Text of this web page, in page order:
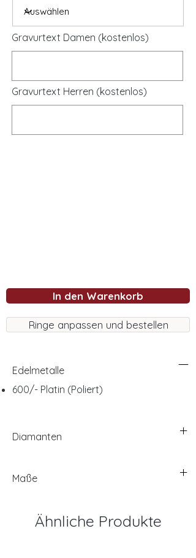
Gravurtext Damen (kostenlos)
Gravurtext Herren (kostenlos)
In den Warenkorb
Ringe anpassen und bestellen
Edelmetalle
600/- Platin (Poliert)
Diamanten
Maße
Ähnliche Produkte